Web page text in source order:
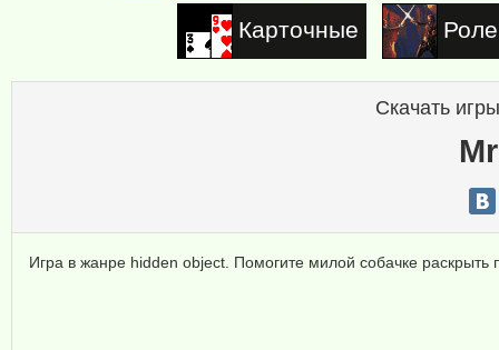
Карточные
Скачать
Игра в жанре hidden object. Помогите милой собачке раскрыть